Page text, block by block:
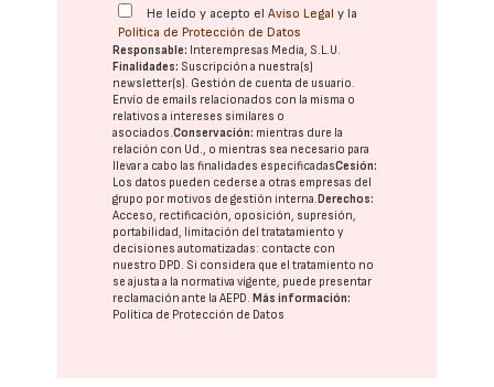
He leído y acepto elAviso Legal y la
Política de Protección de Datos
Responsable: Interempresas Media, S.L.U.
Finalidades: Suscripción a nuestra(s)
newsletter(s). Gestión de cuenta de usuario.
Envío de emails relacionados con la misma o
relativos a intereses similares o
asociados.Conservación: mientras dure la
relación con Ud., o mientras sea necesario para
llevar a cabo las finalidades especificadasCesión:
Los datos pueden cederse a otras empresas del
grupo por motivos de gestión interna. Derechos:
Acceso, rectificación, oposición, supresión,
portabilidad, limitación del tratatamiento y
decisiones automatizadas: contacte con
nuestro DPD. Si considera que el tratamiento no
se ajusta a la normativa vigente, puede presentar
reclamación ante laAEPD. Más información:
Política de Protección de Datos